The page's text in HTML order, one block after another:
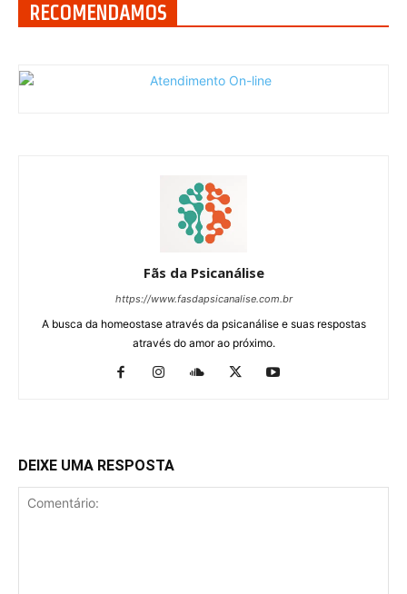
RECOMENDAMOS
Fãs da Psicanálise
https://www.fasdapsicanalise.com.br
A busca da homeostase através da psicanálise e suas respostas
através do amor ao próximo.
DEIXE UMA RESPOSTA